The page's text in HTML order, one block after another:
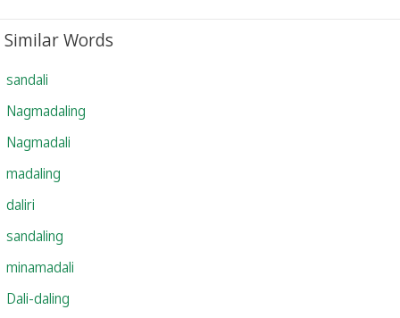
Similar Words
sandali
Nagmadaling
Nagmadali
madaling
daliri
sandaling
minamadali
Dali-daling